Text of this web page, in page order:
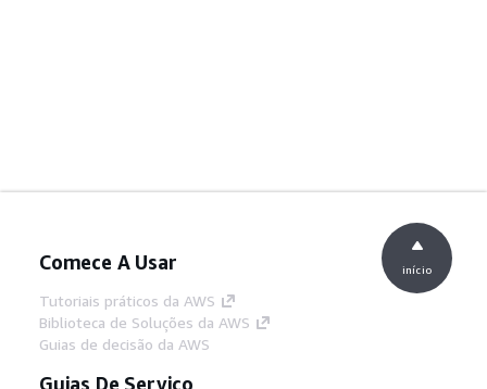
Comece A Usar
Tutoriais práticos da AWS
Biblioteca de Soluções da AWS
Guias de decisão da AWS
Guias De Serviço
início